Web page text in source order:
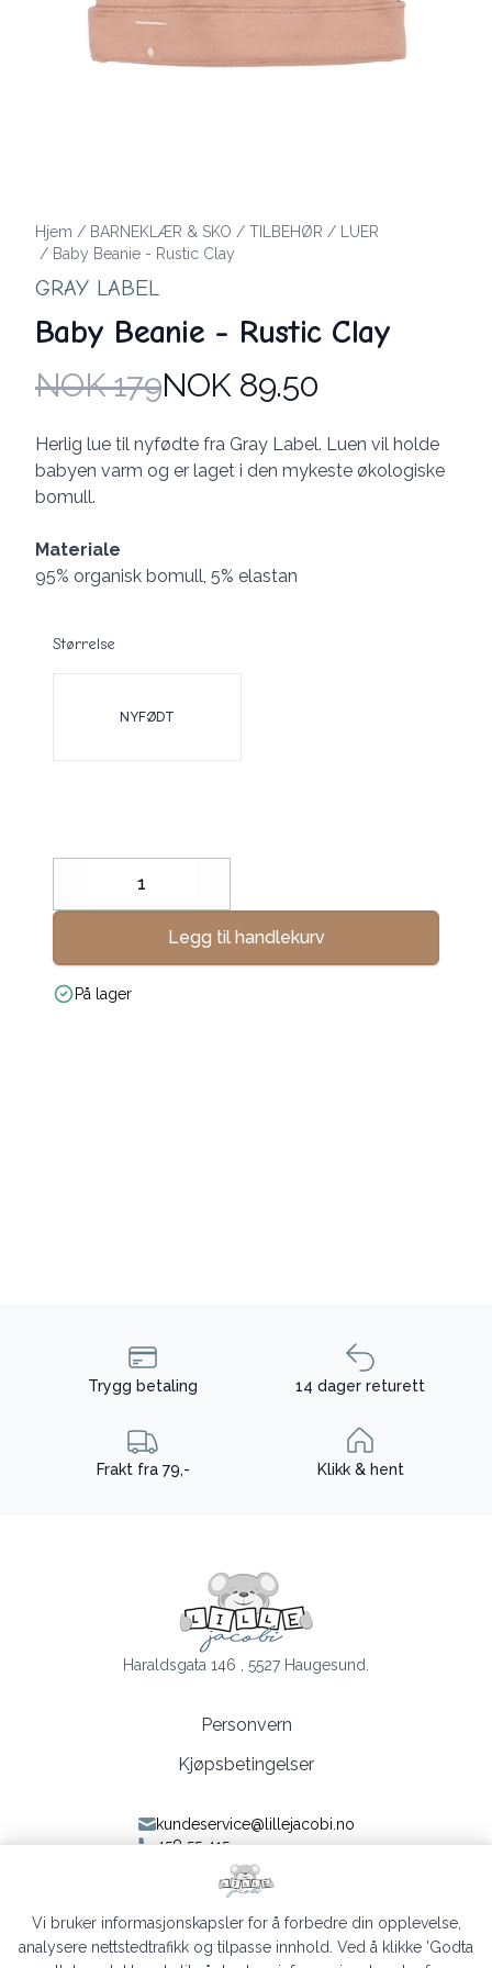
Hjem / BARNEKLÆR & SKO / TILBEHØR /
LUER
/ Baby Beanie - Rustic Clay
GRAY LABEL
Baby Beanie - Rustic Clay
Produktdetaljer
NOK 179NOK 89.50
Description
Herlig lue til nyfødte fra Gray Label. Luen vil holde
babyen varm og er laget i den mykeste økologiske
bomull.
Materiale
95% organisk bomull, 5% elastan
Størrelse
Velg en Størrelse
NYFØDT
Decrease
Legg til handlekurv
På lager
Trygg betaling 14 dager returett
Frakt fra 79,- Klikk & hent
Haraldsgata 146 , 5527 Haugesund.
Personvern
Kjøpsbetingelser
kundeservice@lillejacobi.no
458 55 415
Følg oss på Facebook
Følg oss på Instagram
Vi bruker informasjonskapsler for å forbedre din opplevelse,
analysere nettstedtrafikk og tilpasse innhold. Ved å klikke 'Godta